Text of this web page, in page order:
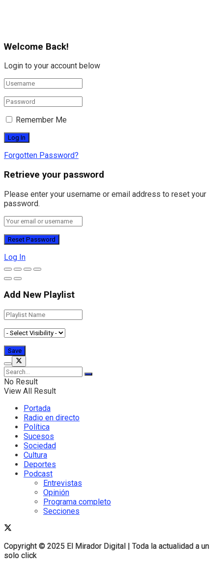
Copyright © 2025 El Mirador Digital | Toda la actualidad a un
solo click
Welcome Back!
Login to your account below
Remember Me
Forgotten Password?
Retrieve your password
Please enter your username or email address to reset your
password.
Log In
Add New Playlist
No Result
View All Result
Portada
Radio en directo
Política
Sucesos
Sociedad
Cultura
Deportes
Podcast
Entrevistas
Opinión
Programa completo
Secciones
Copyright © 2025 El Mirador Digital | Toda la actualidad a un
solo click